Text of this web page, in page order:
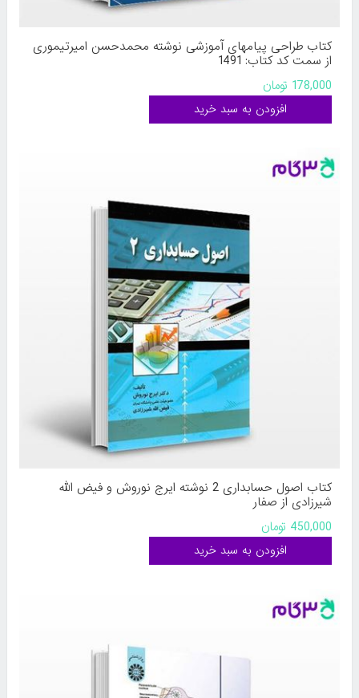
کتاب طراحی پیامهای آموزشی نوشته محمدحسن امیرتیموری
از سمت کد کتاب: 1491
178,000 تومان
کتاب اصول حسابداری 2 نوشته ایرج نوروش و فیض الله
شیرزادی از صفار
450,000 تومان